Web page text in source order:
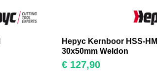
Hepyc Kernboor HSS-HM
30x50mm Weldon
€127,90